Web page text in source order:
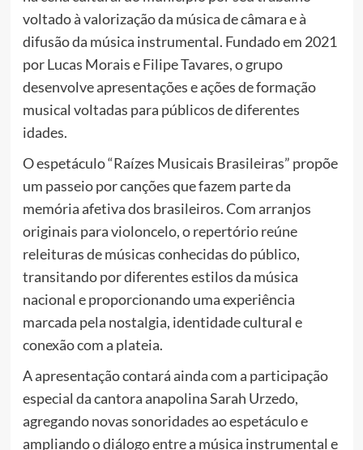
voltado à valorização da música de câmara e à
difusão da música instrumental. Fundado em 2021
por Lucas Morais e Filipe Tavares, o grupo
desenvolve apresentações e ações de formação
musical voltadas para públicos de diferentes
idades.
O espetáculo “Raízes Musicais Brasileiras” propõe
um passeio por canções que fazem parte da
memória afetiva dos brasileiros. Com arranjos
originais para violoncelo, o repertório reúne
releituras de músicas conhecidas do público,
transitando por diferentes estilos da música
nacional e proporcionando uma experiência
marcada pela nostalgia, identidade cultural e
conexão com a plateia.
A apresentação contará ainda com a participação
especial da cantora anapolina Sarah Urzedo,
agregando novas sonoridades ao espetáculo e
ampliando o diálogo entre a música instrumental e